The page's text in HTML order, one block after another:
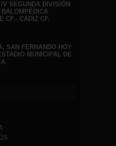
SEGUNDA DIVISIÓN
BALOMPÉDICA
CF.- CÁDIZ CF.
SAN FERNANDO HOY
MUNICIPAL DE